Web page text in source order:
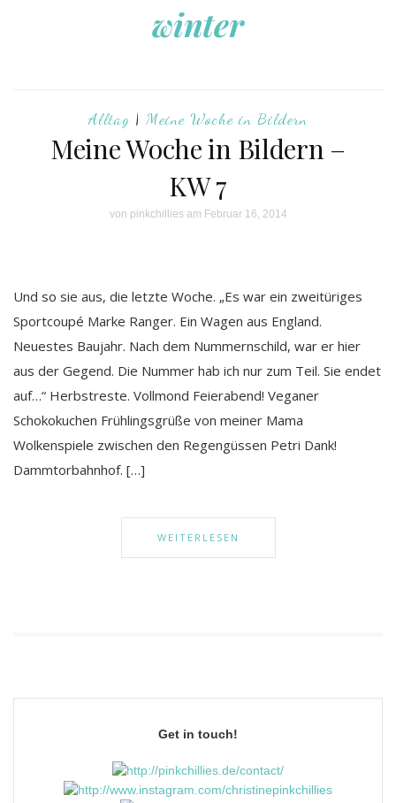
winter
Alltag | Meine Woche in Bildern
Meine Woche in Bildern –
KW 7
von pinkchilliesam Februar 16, 2014
Und so sie aus, die letzte Woche. „Es war ein zweitüriges
Sportcoupé Marke Ranger. Ein Wagen aus England.
Neuestes Baujahr. Nach dem Nummernschild, war er hier
aus der Gegend. Die Nummer hab ich nur zum Teil. Sie endet
auf…“ Herbstreste. Vollmond Feierabend! Veganer
Schokokuchen Frühlingsgrüße von meiner Mama
Wolkenspiele zwischen den Regengüssen Petri Dank!
Dammtorbahnhof. […]
WEITERLESEN
Get in touch!